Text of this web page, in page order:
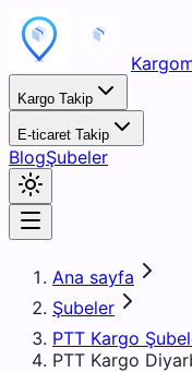
Kargo Takip
E-ticaret Takip
BlogŞubeler
Ana sayfa
Şubeler
PTT Kargo
PTT Kargo